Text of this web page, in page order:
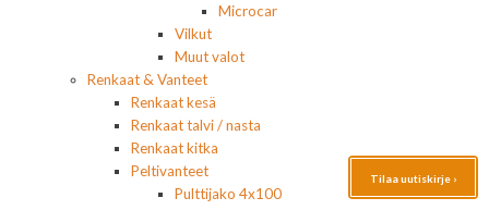
Microcar
Vilkut
Muut valot
Renkaat & Vanteet
Renkaat kesä
Renkaat talvi / nasta
Renkaat kitka
Peltivanteet
Pulttijako 4x100
Tilaa uutiskirje ›